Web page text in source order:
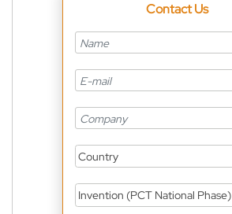
Contact Us
Country
Invention (PCT National Phase)